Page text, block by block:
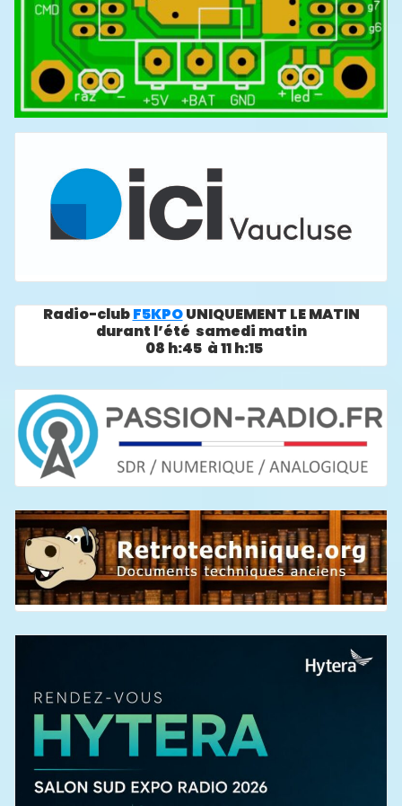
Radio-clubF5KPOUNIQUEMENT LE MATIN
durant l’été samedi matin
08 h:45 à 11 h:15